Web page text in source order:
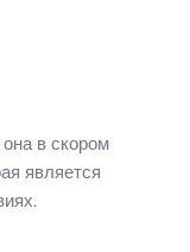
в скором
является